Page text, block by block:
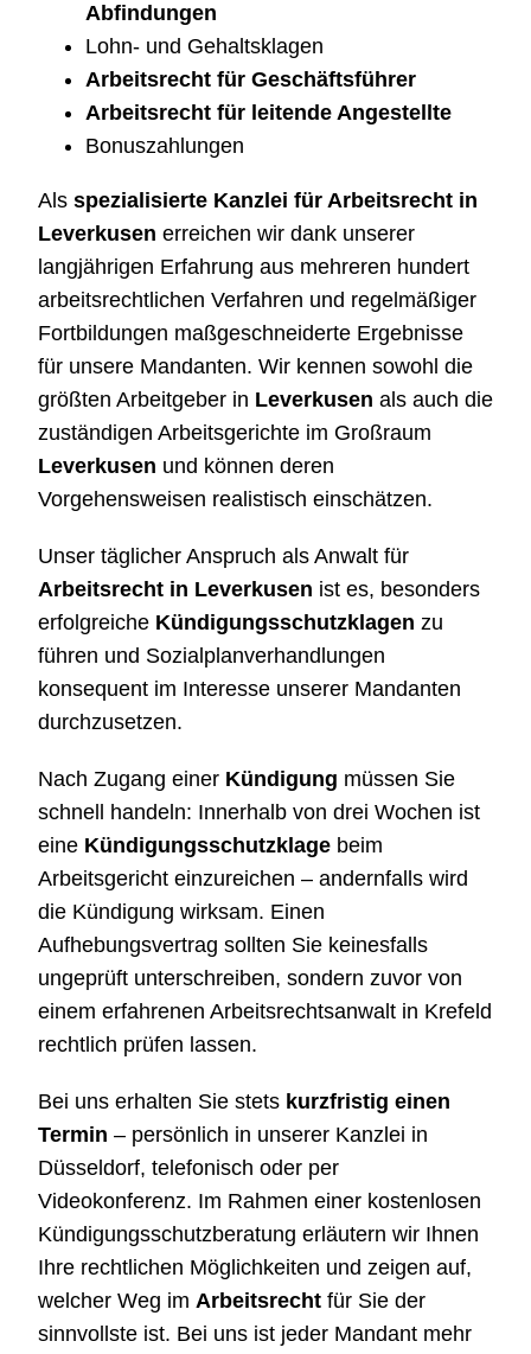
Abfindungen
Lohn- und Gehaltsklagen
Arbeitsrecht für Geschäftsführer
Arbeitsrecht für leitende Angestellte
Bonuszahlungen
Als spezialisierte Kanzlei für Arbeitsrecht in
Leverkusen erreichen wir dank unserer
langjährigen Erfahrung aus mehreren hundert
arbeitsrechtlichen Verfahren und regelmäßiger
Fortbildungen maßgeschneiderte Ergebnisse
für unsere Mandanten. Wir kennen sowohl die
größten Arbeitgeber in Leverkusen als auch die
zuständigen Arbeitsgerichte im Großraum
Leverkusen und können deren
Vorgehensweisen realistisch einschätzen.
Unser täglicher Anspruch als Anwalt für
Arbeitsrecht in Leverkusen ist es, besonders
erfolgreiche Kündigungsschutzklagen zu
führen und Sozialplanverhandlungen
konsequent im Interesse unserer Mandanten
durchzusetzen.
Nach Zugang einer Kündigung müssen Sie
schnell handeln: Innerhalb von drei Wochen ist
eine Kündigungsschutzklagebeim
Arbeitsgericht einzureichen – andernfalls wird
die Kündigung wirksam. Einen
Aufhebungsvertrag sollten Sie keinesfalls
ungeprüft unterschreiben, sondern zuvor von
einem erfahrenen Arbeitsrechtsanwalt in Krefeld
rechtlich prüfen lassen.
Bei uns erhalten Sie stets kurzfristig einen
Termin – persönlich in unserer Kanzlei in
Düsseldorf, telefonisch oder per
Videokonferenz. Im Rahmen einer kostenlosen
Kündigungsschutzberatung erläutern wir Ihnen
Ihre rechtlichen Möglichkeiten und zeigen auf,
welcher Weg im Arbeitsrechtfür Sie der
sinnvollste ist. Bei uns ist jeder Mandant mehr